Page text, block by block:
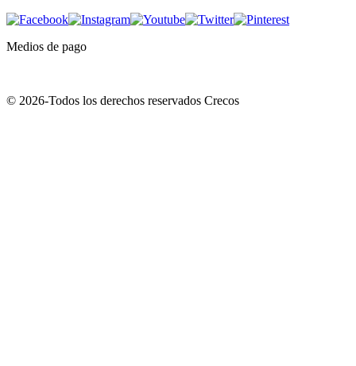
Medios de pago
© 2026-Todos los derechos reservados Crecos